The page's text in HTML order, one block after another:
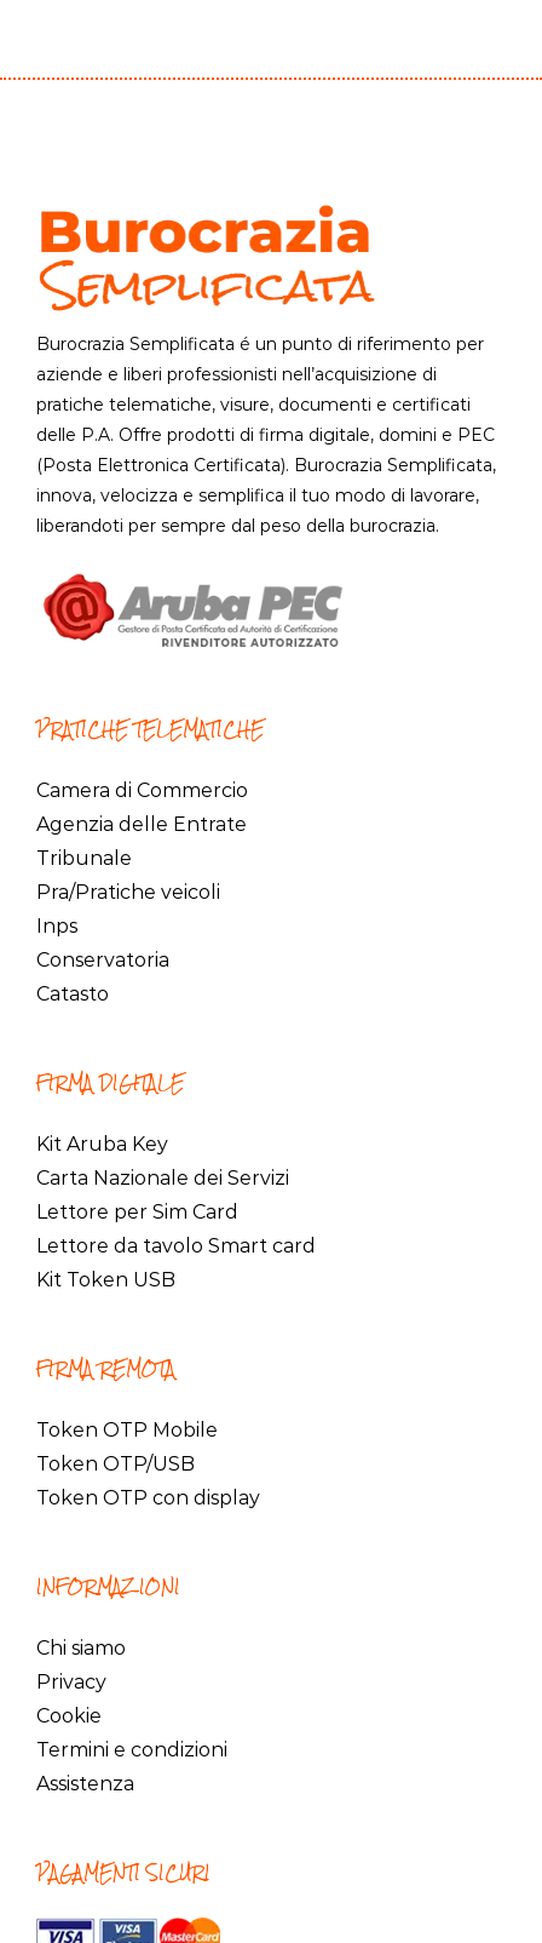
Burocrazia Semplificata é un punto di riferimento per
aziende e liberi professionisti nell’acquisizione di
pratiche telematiche, visure, documenti e certificati
delle P.A. Offre prodotti di firma digitale, domini e PEC
(Posta Elettronica Certificata). Burocrazia Semplificata,
innova, velocizza e semplifica il tuo modo di lavorare,
liberandoti per sempre dal peso della burocrazia.
PRATICHE TELEMATICHE
Camera di Commercio
Agenzia delle Entrate
Tribunale
Pra/Pratiche veicoli
Inps
Conservatoria
Catasto
FIRMA DIGITALE
Kit Aruba Key
Carta Nazionale dei Servizi
Lettore per Sim Card
Lettore da tavolo Smart card
Kit Token USB
FIRMA REMOTA
Token OTP Mobile
Token OTP/USB
Token OTP con display
INFORMAZIONI
Chi siamo
Privacy
Cookie
Termini e condizioni
Assistenza
PAGAMENTI SICURI